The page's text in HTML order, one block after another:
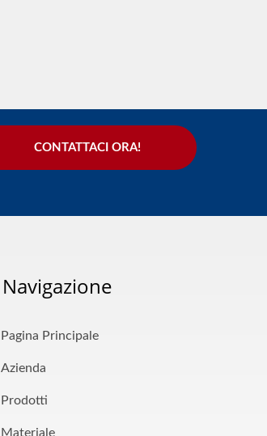
CONTATTACI ORA!
Navigazione
Pagina Principale
Azienda
Prodotti
Materiale